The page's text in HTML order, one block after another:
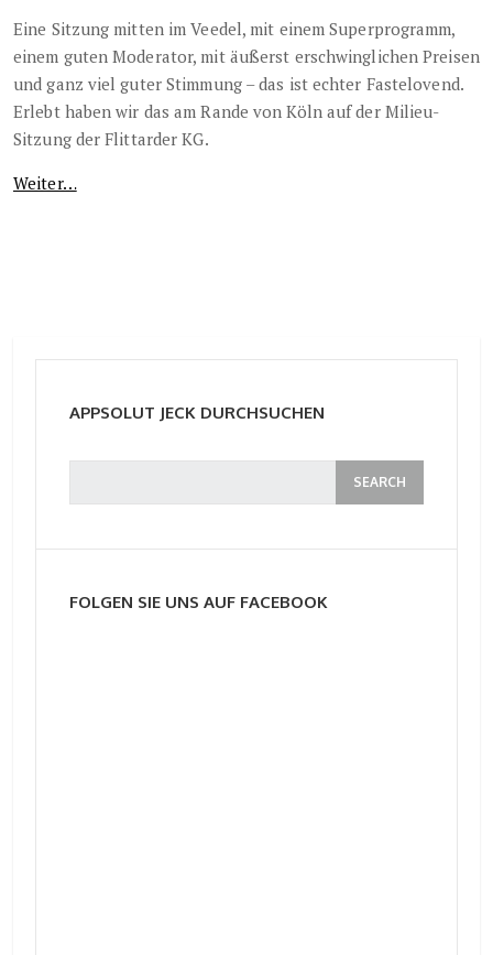
Eine Sitzung mitten im Veedel, mit einem Superprogramm,
einem guten Moderator, mit äußerst erschwinglichen Preisen
und ganz viel guter Stimmung – das ist echter Fastelovend.
Erlebt haben wir das am Rande von Köln auf der Milieu-
Sitzung der Flittarder KG.
Weiter…
APPSOLUT JECK DURCHSUCHEN
FOLGEN SIE UNS AUF FACEBOOK